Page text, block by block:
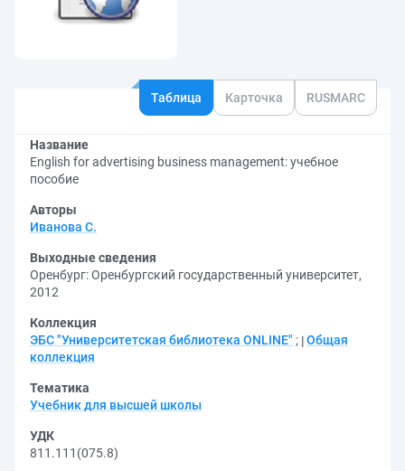
Таблица Карточка RUSMARC
Название
English for advertising business management: учебное
пособие
Авторы
Иванова С.
Выходные сведения
Оренбург: Оренбургский государственный университет,
2012
Коллекция
ЭБС "Университетская библиотека ONLINE" ; Общая
коллекция
Тематика
Учебник для высшей школы
УДК
811.111(075.8)